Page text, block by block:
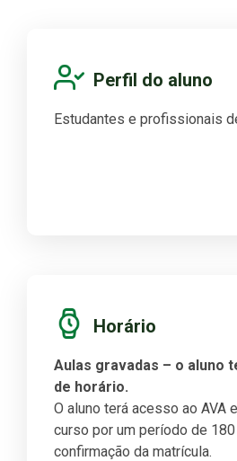
Perfil do aluno
Estudantes e profissionais
Horário
Aulas gravadas – o aluno
de horário.
O aluno terá acesso ao AVA
curso por um período de
confirmação da matrícula.